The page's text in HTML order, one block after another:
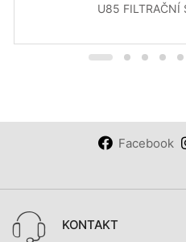
U85 FILTRAČNÍ
Facebook
KONTAKT